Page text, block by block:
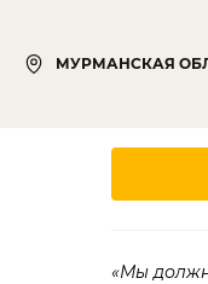
МУРМАНСКАЯ
«Мы